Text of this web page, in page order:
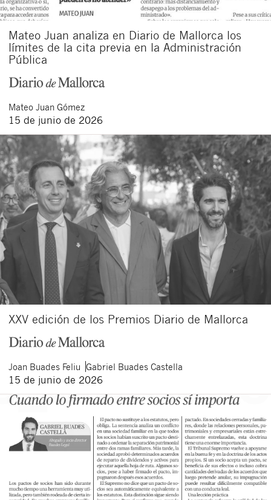
Mateo Juan analiza en Diario de Mallorca los
límites de la cita previa en la Administración
Pública
Mateo Juan Gómez
15 de junio de 2026
XXV edición de los Premios Diario de Mallorca
Joan Buades Feliu Gabriel Buades Castella
15 de junio de 2026